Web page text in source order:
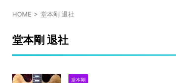
HOME > 堂本剛 退社
堂本剛 退社
堂本剛